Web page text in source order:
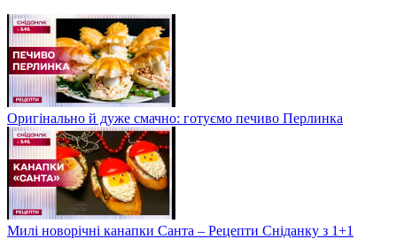
Оригінально й дуже смачно: готуємо печиво Перлинка
Милі новорічні канапки Санта – Рецепти Сніданку з 1+1